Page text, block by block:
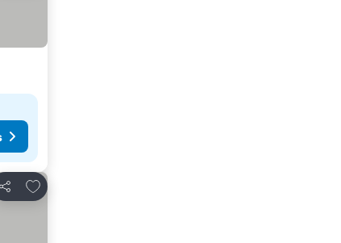
Compartir
Agregar a favoritos